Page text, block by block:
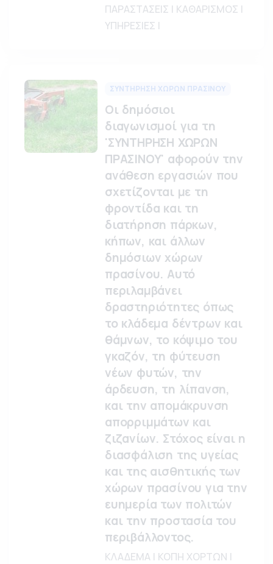
ΠΑΡΑΣΤΑΣΕΙΣ | ΚΑΘΑΡΙΣΜΟΣ |
ΥΠΗΡΕΣΙΕΣ |
ΣΥΝΤΗΡΗΣΗ ΧΩΡΩΝ ΠΡΑΣΙΝΟΥ
Οι δημόσιοι
διαγωνισμοί για τη
'ΣΥΝΤΗΡΗΣΗ ΧΩΡΩΝ
ΠΡΑΣΙΝΟΥ' αφορούν την
ανάθεση εργασιών που
σχετίζονται με τη
φροντίδα και τη
διατήρηση πάρκων,
κήπων, και άλλων
δημόσιων χώρων
πρασίνου. Αυτό
περιλαμβάνει
δραστηριότητες όπως
το κλάδεμα δέντρων και
θάμνων, το κόψιμο του
γκαζόν, τη φύτευση
νέων φυτών, την
άρδευση, τη λίπανση,
και την απομάκρυνση
απορριμμάτων και
ζιζανίων. Στόχος είναι η
διασφάλιση της υγείας
και της αισθητικής των
χώρων πρασίνου για την
ευημερία των πολιτών
και την προστασία του
περιβάλλοντος.
ΚΛΑΔΕΜΑ | ΚΟΠΗ ΧΟΡΤΩΝ |